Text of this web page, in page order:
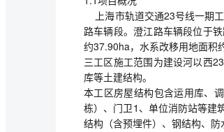
上海市轨道交通23号线一期
路车辆段。澄江路车辆段位于
约37.90ha，水系改移用地面积
三工区施工范围为建设河以西
库等土建结构。
本工区房屋结构包含运用库、
栋）、门卫1、单位消防站等建
结构（含预埋件）、钢结构、防